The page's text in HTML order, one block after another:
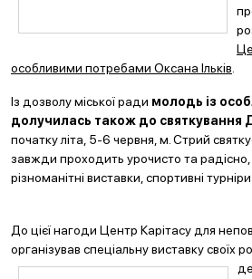
особливими потребами Оксана Ільків
Із дозволу міської ради молодь із
долучилась також до святкування
початку літа, 5-6 червня, м. Стрий
завжди проходить урочисто та
різноманітні виставки, спортивні
До цієї нагоди Центр Карітасу для
організував спеціальну виставку своїх